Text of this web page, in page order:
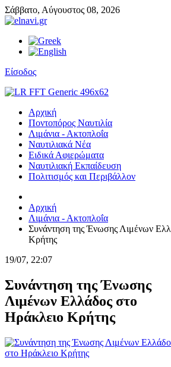
Σάββατο, Αύγουστος 08, 2026
Είσοδος
Αρχική
Ποντοπόρος Ναυτιλία
Λιμάνια - Ακτοπλοΐα
Ναυτιλιακά Νέα
Ειδικά Αφιερώματα
Ναυτιλιακή Εκπαίδευση
Πολιτισμός και Περιβάλλον
Αρχική
Λιμάνια - Ακτοπλοΐα
Συνάντηση της Ένωσης Λιμένων
Κρήτης
19/07, 22:07
Συνάντηση της Ένωσης
Λιμένων Ελλάδος στο
Ηράκλειο Κρήτης